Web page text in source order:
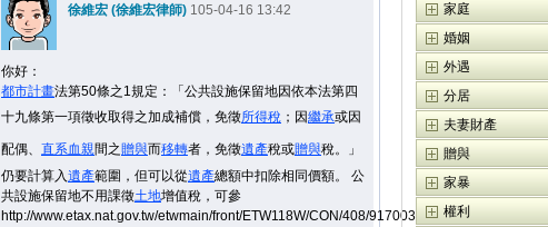
徐維宏 (徐維宏律師) 105-04-16 13:42
你好：
都市計畫法第50條之1規定：「公共設施保留地因依本法第四
十九條第一項徵收取得之加成補償，免徵所得稅 ； 因繼承或因
配偶、 直系血親間之贈與而移轉者，免徵遺產稅或贈與稅。」
仍要計算入遺產範圍，但可以從遺產總額中扣除相同價額。 公
共設施保留地不用課徵土地增值稅，可參
http://www.etax.nat.gov.tw/etwmain/front/ETW118W/CON/408/9170038601970967301?
家庭
婚姻
外遇
分居
夫妻財產
贈與
家暴
權利